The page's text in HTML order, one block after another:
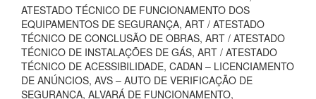
ATESTADO TÉCNICO DE FUNCIONAMENTO DOS
EQUIPAMENTOS DE SEGURANÇA, ART / ATESTADO
TÉCNICO DE CONCLUSÃO DE OBRAS, ART / ATESTADO
TÉCNICO DE INSTALAÇÕES DE GÁS, ART / ATESTADO
TÉCNICO DE ACESSIBILIDADE, CADAN – LICENCIAMENTO
DE ANÚNCIOS, AVS – AUTO DE VERIFICAÇÃO DE
SEGURANÇA, ALVARÁ DE FUNCIONAMENTO,